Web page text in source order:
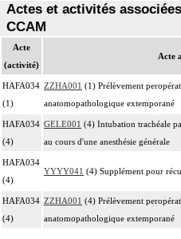
Actes et activités
CCAM
Acte
(activité)
Acte
HAFA034
(1)
ZZHA001 (1) Prélèvement
anatomopathologique extemporané
HAFA034
(4)
GELE001 (4) Intubation trachéale
au cours d'une anesthésie générale
HAFA034
(4)
YYYY041 (4) Supplément pour
HAFA034
(4)
ZZHA001 (4) Prélèvement
anatomopathologique extemporané